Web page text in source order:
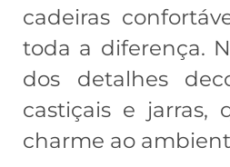
cadeiras
toda a diferença.
dos detalhes
castiçais e jarras,
charme ao